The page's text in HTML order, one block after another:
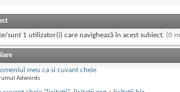
sunt 1 utilizator(i) care navighează în acest subiect. (0
meu ca si cuvant cheie
Adwords